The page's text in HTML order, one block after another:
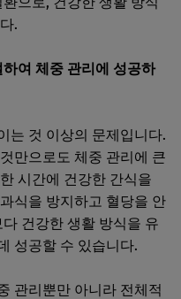
.
여 체중 관리에 성공하
는 것 이상의 문제입니다.
만으로도 체중 관리에 큰
시간에 건강한 간식을
식을 방지하고 혈당을 안
건강한 생활 방식을 유
성공할 수 있습니다.
관리뿐만 아니라 전체적